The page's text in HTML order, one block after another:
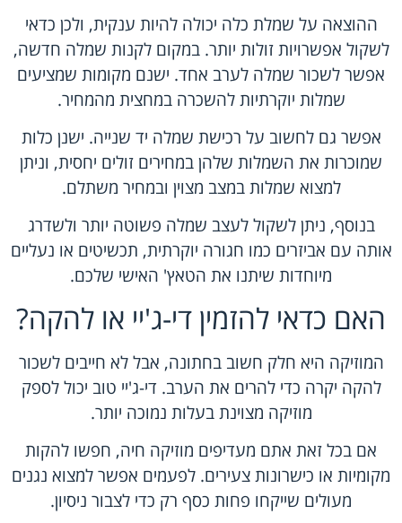
ההוצאה על שמלת כלה יכולה להיות ענקית, ולכן כדאי
לשקול אפשרויות זולות יותר. במקום לקנות שמלה חדשה,
אפשר לשכור שמלה לערב אחד. ישנם מקומות שמציעים
שמלות יוקרתיות להשכרה במחצית מהמחיר.
אפשר גם לחשוב על רכישת שמלה יד שנייה. ישנן כלות
שמוכרות את השמלות שלהן במחירים זולים יחסית, וניתן
למצוא שמלות במצב מצוין ובמחיר משתלם.
בנוסף, ניתן לשקול לעצב שמלה פשוטה יותר ולשדרג
אותה עם אביזרים כמו חגורה יוקרתית, תכשיטים או נעליים
מיוחדות שיתנו את הטאץ' האישי שלכם.
האם כדאי להזמין די-ג'יי או להקה?
המוזיקה היא חלק חשוב בחתונה, אבל לא חייבים לשכור
להקה יקרה כדי להרים את הערב. די-ג'יי טוב יכול לספק
מוזיקה מצוינת בעלות נמוכה יותר.
אם בכל זאת אתם מעדיפים מוזיקה חיה, חפשו להקות
מקומיות או כישרונות צעירים. לפעמים אפשר למצוא נגנים
מעולים שייקחו פחות כסף רק כדי לצבור ניסיון.